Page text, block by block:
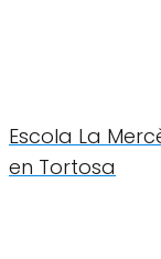
Escola La
en Tortosa